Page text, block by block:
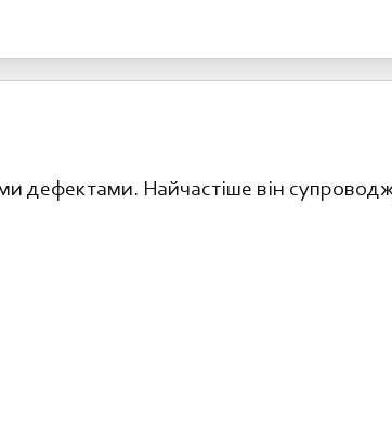
дефектами. Найчастіше він